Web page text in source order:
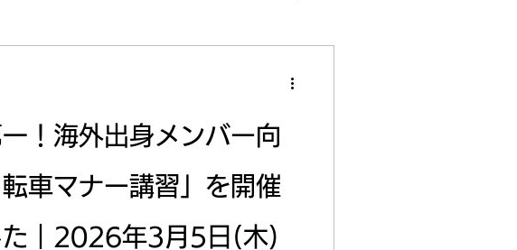
！海外出身メンバー向
車マナー講習」を開催
た｜2026年3月5日(木)